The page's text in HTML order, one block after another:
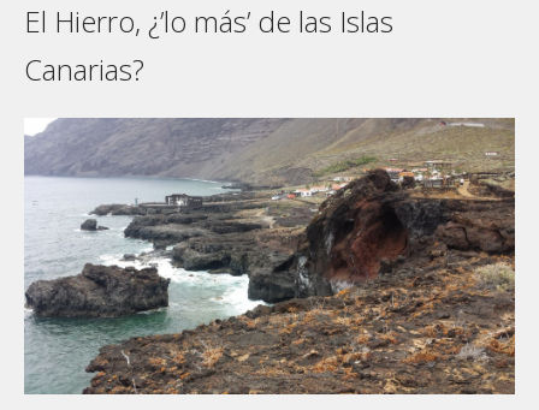
El Hierro, ¿’lo más’ de las Islas
Canarias?